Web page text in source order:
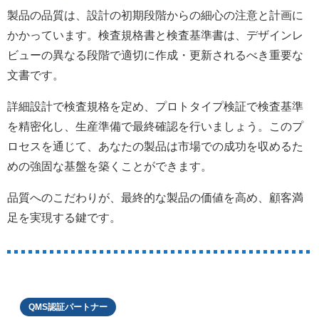
製品の品質は、設計の初期段階からの細心の注意と計画に
かかっています。検査規格書と検査基準書は、デザインレ
ビューの異なる段階で適切に作成・更新されるべき重要な
文書です。
詳細設計で検査規格を定め、プロトタイプ検証で検査基準
を精密化し、生産準備で最終確認を行いましょう。このプ
ロセスを通じて、あなたの製品は市場での成功を収めるた
めの強固な基盤を築くことができます。
品質へのこだわりが、最終的な製品の価値を高め、顧客満
足を実現する鍵です。
QMS認証パートナー